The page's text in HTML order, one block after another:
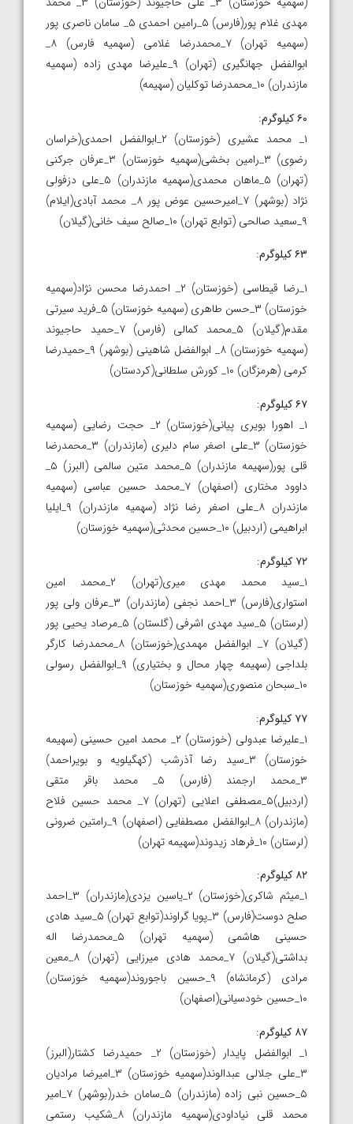
مهدی غلام پور(فارس) ۵_رامین احمدی ۵_ سامان ناصری پور
(سهمیه تهران) ۷_محمدرضا غلامی (سهمیه فارس) ۸_
ابوالفضل جهانگیری (تهران) ۹_علیرضا مهدی زاده (سهمیه
مازندران) ۱۰_محمدرضا توکلیان (سهیمه)
۶۰ کیلوگرم
:
۱_ محمد عشیری (خوزستان) ۲_ابوالفضل احمدی‌(خراسان
رضوی) ۳_رامین بخشی(سهمیه خوزستان) ۳_عرفان جرکنی
(تهران) ۵_ماهان محمدی(سهمیه مازندران) ۵_علی دزفولی
نژاد (بوشهر) ۷_امیرحسین عوض پور ۸_ محمد آبادی(ایلام)
۹_سعید صالحی (توابع تهران) ۱۰_صالح سیف خانی(گیلان)
۶۳ کیلوگرم
:
۱_رضا قیطاسی (خوزستان) ۲_ احمدرضا محسن نژاد(سهمیه
خوزستان) ۳_حسن طاهری (سهمیه خوزستان) ۵_فرید سیرتی
مقدم(گیلان) ۵_محمد کمالی (فارس) ۷_حمید حاجیوند
(سهمیه خوزستان) ۸_ ابوالفضل شاهینی (بوشهر) ۹_حمیدرضا
کرمی (هرمزگان) ۱۰_ کورش سلطانی(کردستان)
۶۷ کیلوگرم
:
۱_ اهورا بویری پیانی(خوزستان) ۲_ حجت رضایی (سهمیه
خوزستان) ۳_علی اصغر سام دلیری (مازندران) ۳_محمدرضا
قلی پور(سهیمه مازندران) ۵_محمد متین سالمی (البرز) ۵_
داوود مختاری (اصفهان) ۷_محمد حسین عباسی (سهمیه
مازندران ۸_علی اصغر رضا نژاد (سهمیه مازندران) ۹_ایلیا
ابراهیمی (اردبیل) ۱۰_حسین محدثی(سهمیه خوزستان)
۷۲ کیلوگرم
:
۱_سید محمد مهدی میری(تهران) ۲_محمد امین
استواری(فارس) ۳_احمد نجفی (مازندران) ۳_عرفان ولی پور
(لرستان) ۵_سید مهدی اشرفی (گلستان) ۵_مرصاد یحیی پور
(گیلان) ۷_ ابوالفضل مهمدی(خوزستان) ۸_محمدرضا کارگر
بلداجی (سهیمه چهار محال و بختیاری) ۹_ابوالفضل رسولی
۱۰_سبحان منصوری(سهمیه خوزستان)
۷۷ کیلوگرم
:
۱_علیرضا عبدولی (خوزستان) ۲_ محمد امین حسینی (سهیمه
خوزستان) ۳_سید رضا آذرشب (کهگیلویه و بویراحمد)
۳_محمد ارجمند (فارس) ۵_ محمد باقر متقی
(اردبیل)۵_مصطفی اعلایی (تهران) ۷_ محمد حسین فلاح
(مازندران) ۸_ابوالفضل مصطفایی (اصفهان) ۹_رامتین ضرونی
(لرستان) ۱۰_فرهاد زیدوند(سهیمه تهران)
۸۲ کیلوگرم
:
۱_میثم شاکری(خوزستان) ۲_یاسین یزدی(مازندران) ۳_احمد
صلح دوست(فارس) ۳_پویا گراوند(توابع تهران) ۵_سید هادی
حسینی هاشمی (سهمیه تهران) ۵_محمدرضا اله
بداشتی(گیلان) ۷_محمد هادی میرزایی (تهران) ۸_معین
مرادی (کرمانشاه) ۹_حسین باجوروند(سهمیه خوزستان)
۱۰_حسین خودسیانی(اصفهان)
۸۷ کیلوگرم
:
۱_ ابوالفضل پایدار (خوزستان) ۲_ حمیدرضا کشتار(البرز)
۳_علی جلالی عبدالوند(سهمیه خوزستان) ۳_امیرضا مرادیان
۵_حسین نبی زاده (مازندران) ۵_سامان خدر(بوشهر) ۷_امیر
محمد قلی نیاداودی(سهمیه مازندران) ۸_شکیب رستمی